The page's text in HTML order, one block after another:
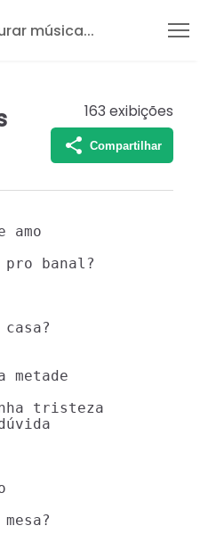
música...
163 exibições
Compartilhar
amo
pro banal?
metade
tristeza